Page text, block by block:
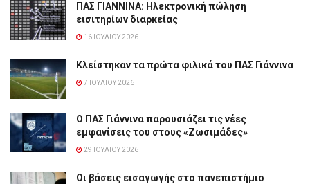
ΠΑΣ ΓΙΑΝΝΙΝΑ: Hλεκτρονική πώληση
εισιτηρίων διαρκείας
16 ΙΟΥΛΊΟΥ 2026
Κλείστηκαν τα πρώτα φιλικά του ΠΑΣ Γιάννινα
7 ΙΟΥΛΊΟΥ 2026
Ο ΠΑΣ Γιάννινα παρουσιάζει τις νέες
εμφανίσεις του στους «Ζωσιμάδες»
29 ΙΟΥΛΊΟΥ 2026
Οι βάσεις εισαγωγής στο πανεπιστήμιο